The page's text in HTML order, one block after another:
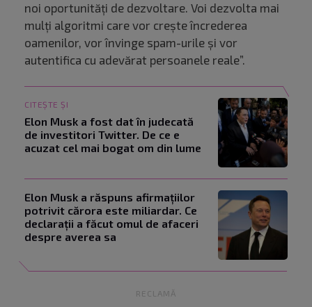
noi oportunități de dezvoltare. Voi dezvolta mai
mulți algoritmi care vor crește încrederea
oamenilor, vor învinge spam-urile și vor
autentifica cu adevărat persoanele reale”.
CITEȘTE ȘI
Elon Musk a fost dat în judecată
de investitori Twitter. De ce e
acuzat cel mai bogat om din lume
Elon Musk a răspuns afirmațiilor
potrivit cărora este miliardar. Ce
declarații a făcut omul de afaceri
despre averea sa
RECLAMĂ